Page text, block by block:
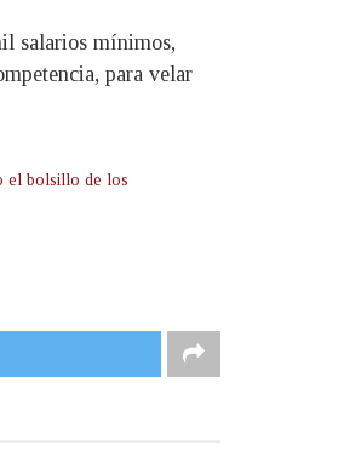
salarios mínimos,
para velar
el bolsillo de los